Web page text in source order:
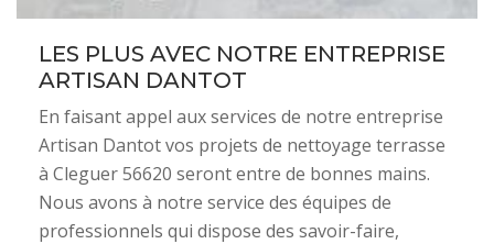
LES PLUS AVEC NOTRE ENTREPRISE
ARTISAN DANTOT
En faisant appel aux services de notre entreprise
Artisan Dantot vos projets de nettoyage terrasse
à Cleguer 56620 seront entre de bonnes mains.
Nous avons à notre service des équipes de
professionnels qui dispose des savoir-faire,